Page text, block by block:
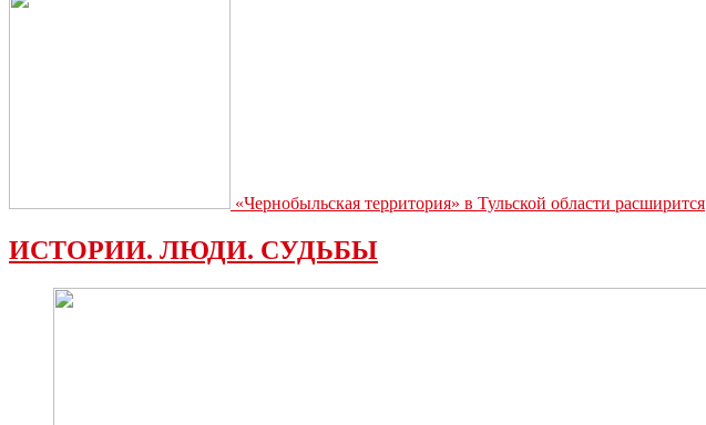
«Чернобыльская территория» в Тульской области расширится
ИСТОРИИ. ЛЮДИ. СУДЬБЫ